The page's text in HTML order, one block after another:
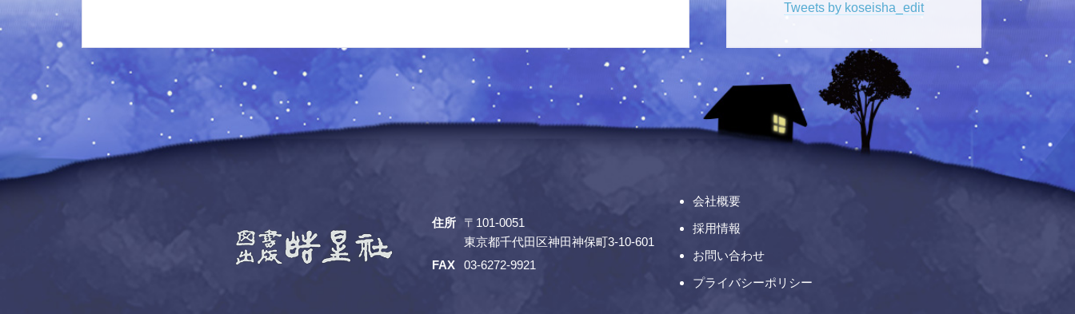
Tweets by koseisha_edit
住所
〒101-0051
東京都千代田区神田神保町3-10-601
FAX
03-6272-9921
会社概要
採用情報
お問い合わせ
プライバシーポリシー